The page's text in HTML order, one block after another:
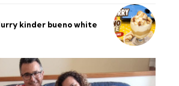
kinder bueno white